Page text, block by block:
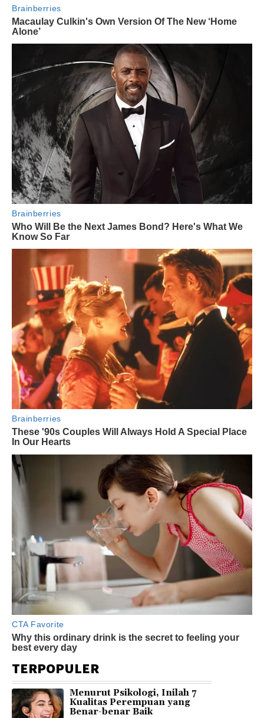
TERPOPULER
Menurut Psikologi, Inilah 7
Kualitas Perempuan yang
Benar-benar Baik